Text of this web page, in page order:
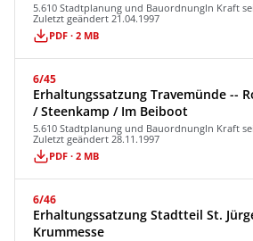
5.610 Stadtplanung und BauordnungIn Kraft
Zuletzt geändert 21.04.1997
PDF · 2 MB
6/45
Erhaltungssatzung Travemünde --
/ Steenkamp / Im Beiboot
5.610 Stadtplanung und BauordnungIn Kraft
Zuletzt geändert 28.11.1997
PDF · 2 MB
6/46
Erhaltungssatzung Stadtteil St.
Krummesse